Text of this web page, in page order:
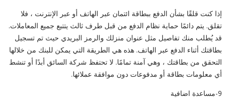
إذا كنت قلقًا بشأن الدفع ببطاقة ائتمان عبر الهاتف أو عبر الإنترنت ، فلا
تقلق. يتم دائمًا حماية نظام الدفع من قبل طرف ثالث يتتبع جميع المعاملات.
قد يُطلب منك تفاصيل مثل عنوان منزلك والرمز البريدي حيث تم تسجيل
بطاقتك أثناء الدفع عبر الهاتف. هذه هي الطريقة التي يمكن للبنك من خلالها
التحقق من بطاقتك ، وهي آمنة تمامًا. لا تحتفظ شركة السائق أبدًا أو تنشط
أي معلومات بطاقة أو مدفوعات دون موافقة عملائها.
9-مساعدة اضافية